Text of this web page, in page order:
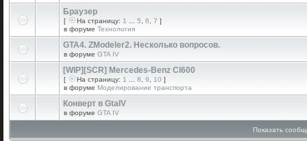
Браузер
[ На страницу: 1 5 6 7 ]
в форуме Технология
GTA4. ZModeler2. Несколько вопросов.
в форуме GTA IV
[WIP][SCR] Mercedes-Benz Cl600
[ На страницу: 1 8 9 10 ]
в форуме Моделирование транспорта
Конверт в GtaIV
в форуме GTA IV
Показать